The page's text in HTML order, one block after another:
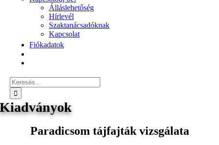
Álláslehetőség
Hírlevél
Szaktanácsadóknak
Kapcsolat
Fiókadatok
Keresés...
Kiadványok
Paradicsom tájfajták vizsgálata